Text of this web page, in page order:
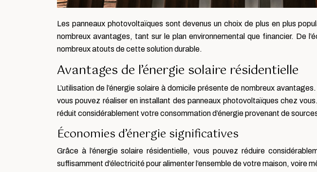
Les panneaux photovoltaïques sont devenus un choix de plus en plus
nombreux avantages, tant sur le plan environnemental que financier. De
nombreux atouts de cette solution durable.
Avantages de l’énergie solaire résidentielle
L’utilisation de l’énergie solaire à domicile présente de nombreux
vous pouvez réaliser en installant des panneaux photovoltaïques chez
réduit considérablement votre consommation d’énergie provenant de
Économies d’énergie significatives
Grâce à l’énergie solaire résidentielle, vous pouvez réduire
suffisamment d’électricité pour alimenter l’ensemble de votre maison, voire